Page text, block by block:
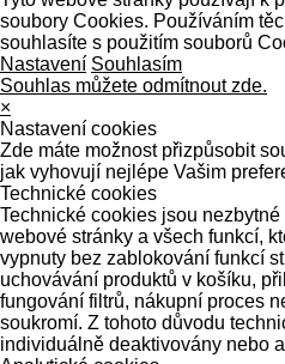
soubory Cookies. Používáním
souhlasíte s použitím souborů
Nastavení Souhlasím
Souhlas můžete odmítnout zde.
×
Nastavení cookies
Zde máte možnost přizpůsobit
jak vyhovují nejlépe Vašim
Technické cookies
Technické cookies jsou
webové stránky a všech funkcí,
vypnuty bez zablokování funkcí
uchovávání produktů v košíku,
fungování filtrů, nákupní proces
soukromí. Z tohoto důvodu
individuálně deaktivovány nebo